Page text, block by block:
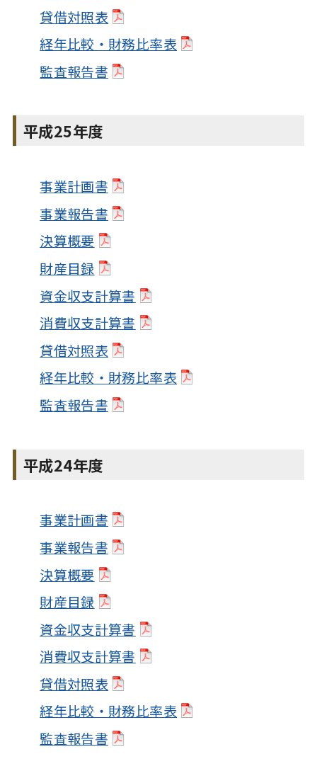
貸借対照表
経年比較・財務比率表
監査報告書
平成25年度
事業計画書
事業報告書
決算概要
財産目録
資金収支計算書
消費収支計算書
貸借対照表
経年比較・財務比率表
監査報告書
平成24年度
事業計画書
事業報告書
決算概要
財産目録
資金収支計算書
消費収支計算書
貸借対照表
経年比較・財務比率表
監査報告書